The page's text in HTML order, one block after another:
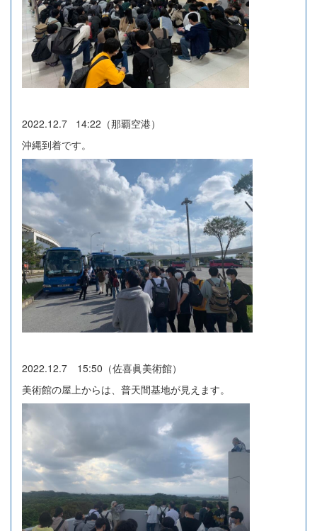
2022.12.7 14:22（那覇空港）
沖縄到着です。
2022.12.7 15:50（佐喜眞美術館）
美術館の屋上からは、普天間基地が見えます。